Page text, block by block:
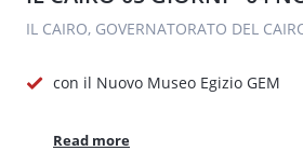
IL CAIRO, GOVERNATORATO DEL
con il Nuovo Museo Egizio GEM
Read more